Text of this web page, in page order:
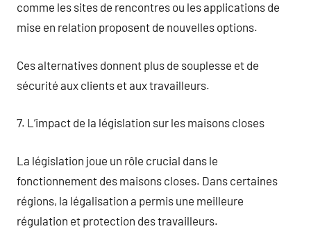
comme les sites de rencontres ou les applications de
mise en relation proposent de nouvelles options.
Ces alternatives donnent plus de souplesse et de
sécurité aux clients et aux travailleurs.
7. L’impact de la législation sur les maisons closes
La législation joue un rôle crucial dans le
fonctionnement des maisons closes. Dans certaines
régions, la légalisation a permis une meilleure
régulation et protection des travailleurs.